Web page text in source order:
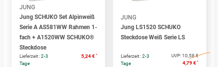
JUNG
Jung SCHUKO Set Alpinweiß
Serie A AS581WW Rahmen 1-
fach + A1520WW SCHUKO®
Steckdose
Lieferzeit :2-3
Tage
5,24 € *
JUNG
Jung LS1520 SCHUKO
Steckdose Weiß Serie LS
Lieferzeit :2-3
Tage
UVP:10,58 €
4,79 € *